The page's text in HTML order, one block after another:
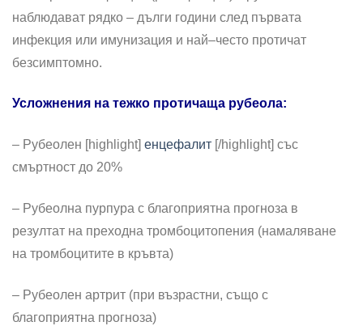
наблюдават рядко – дълги години след първата
инфекция или имунизация и най–често протичат
безсимптомно.
Усложнения на тежко протичаща рубеола:
– Рубеолен [highlight] енцефалит [/highlight] със
смъртност до 20%
– Рубеолна пурпура с благоприятна прогноза в
резултат на преходна тромбоцитопения (намаляване
на тромбоцитите в кръвта)
– Рубеолен артрит (при възрастни, също с
благоприятна прогноза)